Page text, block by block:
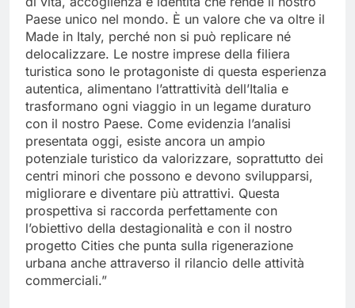
Paese unico nel mondo. È un valore che va oltre il
Made in Italy, perché non si può replicare né
delocalizzare. Le nostre imprese della filiera
turistica sono le protagoniste di questa esperienza
autentica, alimentano l’attrattività dell’Italia e
trasformano ogni viaggio in un legame duraturo
con il nostro Paese. Come evidenzia l’analisi
presentata oggi, esiste ancora un ampio
potenziale turistico da valorizzare, soprattutto dei
centri minori che possono e devono svilupparsi,
migliorare e diventare più attrattivi. Questa
prospettiva si raccorda perfettamente con
l’obiettivo della destagionalità e con il nostro
progetto Cities che punta sulla rigenerazione
urbana anche attraverso il rilancio delle attività
commerciali.”